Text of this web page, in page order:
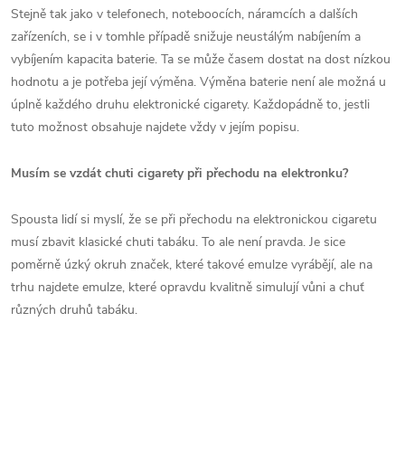
Stejně tak jako v telefonech, noteboocích, náramcích a dalších
zařízeních, se i v tomhle případě snižuje neustálým nabíjením a
vybíjením kapacita baterie. Ta se může časem dostat na dost nízkou
hodnotu a je potřeba její výměna. Výměna baterie není ale možná u
úplně každého druhu elektronické cigarety. Každopádně to, jestli
tuto možnost obsahuje najdete vždy v jejím popisu.
Musím se vzdát chuti cigarety při přechodu na elektronku?
Spousta lidí si myslí, že se při přechodu na elektronickou cigaretu
musí zbavit klasické chuti tabáku. To ale není pravda. Je sice
poměrně úzký okruh značek, které takové emulze vyrábějí, ale na
trhu najdete emulze, které opravdu kvalitně simulují vůni a chuť
různých druhů tabáku.